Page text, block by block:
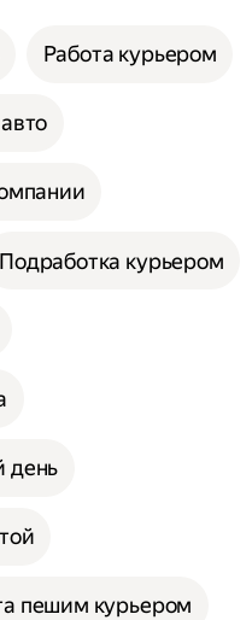
Работа курьером
Подработка курьером
день
пешим курьером